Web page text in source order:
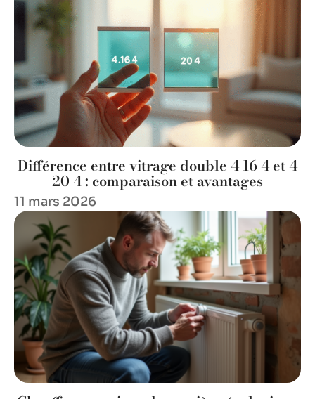
Différence entre vitrage double 4 16 4 et 4
20 4 : comparaison et avantages
11 mars 2026